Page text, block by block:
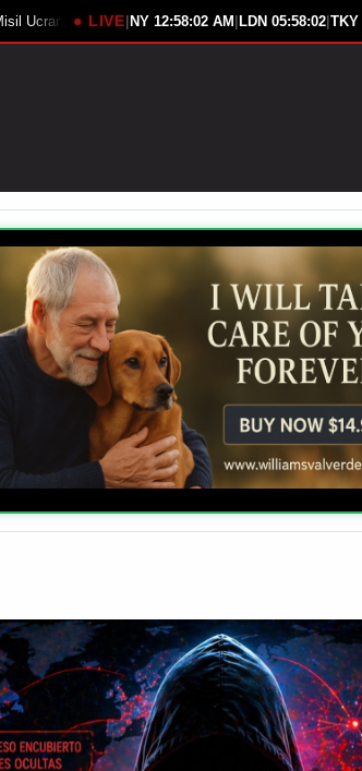
Evalúa Prohibición Vehículos Chinos Conectados
● LIVE| NY 12:58:04 AM | LDN 05:58:04|TKY